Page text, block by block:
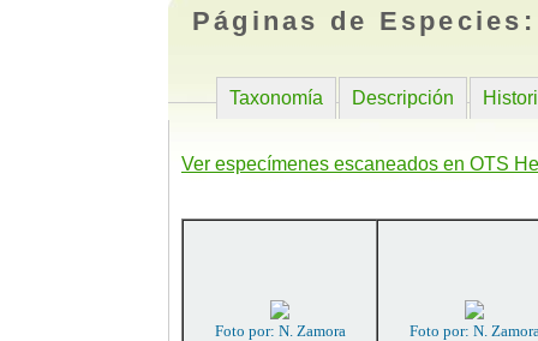
Páginas de
Taxonomía Descripción
Ver especímenes escaneados en OTS
Foto por: N. Zamora
Foto por: N.